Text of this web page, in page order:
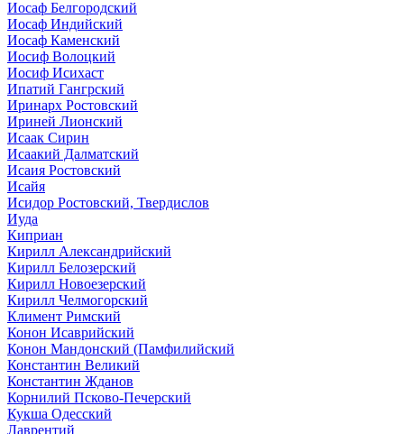
Иосаф Белгородский
Иосаф Индийский
Иосаф Каменский
Иосиф Волоцкий
Иосиф Исихаст
Ипатий Гангрский
Иринарх Ростовский
Ириней Лионский
Исаак Сирин
Исаакий Далматский
Исаия Ростовский
Исайя
Исидор Ростовский, Твердислов
Иуда
Киприан
Кирилл Александрийский
Кирилл Белозерский
Кирилл Новоезерский
Кирилл Челмогорский
Климент Римский
Конон Исаврийский
Конон Мандонский (Памфилийский
Константин Великий
Константин Жданов
Корнилий Псково-Печерский
Кукша Одесский
Лаврентий